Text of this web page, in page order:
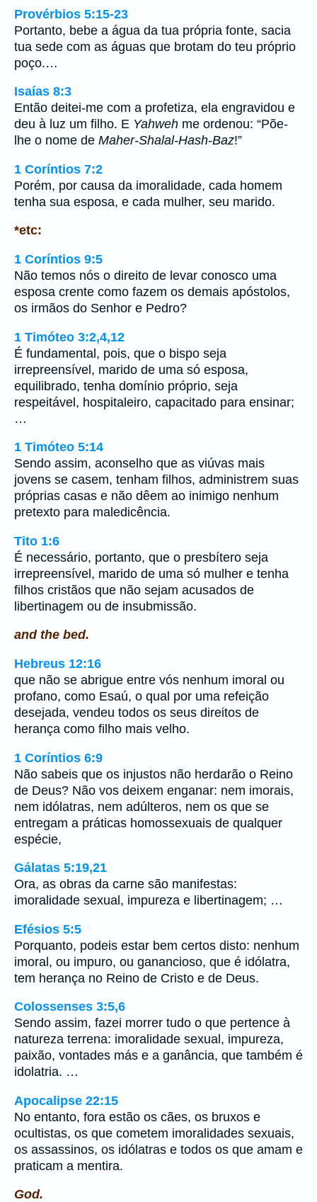
Provérbios 5:15-23
Portanto, bebe a água da tua própria fonte, sacia
tua sede com as águas que brotam do teu próprio
poço.…
Isaías 8:3
Então deitei-me com a profetiza, ela engravidou e
deu à luz um filho. E Yahweh me ordenou: “Põe-
lhe o nome de Maher-Shalal-Hash-Baz!”
1 Coríntios 7:2
Porém, por causa da imoralidade, cada homem
tenha sua esposa, e cada mulher, seu marido.
*etc:
1 Coríntios 9:5
Não temos nós o direito de levar conosco uma
esposa crente como fazem os demais apóstolos,
os irmãos do Senhor e Pedro?
1 Timóteo 3:2,4,12
É fundamental, pois, que o bispo seja
irrepreensível, marido de uma só esposa,
equilibrado, tenha domínio próprio, seja
respeitável, hospitaleiro, capacitado para ensinar;
…
1 Timóteo 5:14
Sendo assim, aconselho que as viúvas mais
jovens se casem, tenham filhos, administrem suas
próprias casas e não dêem ao inimigo nenhum
pretexto para maledicência.
Tito 1:6
É necessário, portanto, que o presbítero seja
irrepreensível, marido de uma só mulher e tenha
filhos cristãos que não sejam acusados de
libertinagem ou de insubmissão.
and the bed.
Hebreus 12:16
que não se abrigue entre vós nenhum imoral ou
profano, como Esaú, o qual por uma refeição
desejada, vendeu todos os seus direitos de
herança como filho mais velho.
1 Coríntios 6:9
Não sabeis que os injustos não herdarão o Reino
de Deus? Não vos deixem enganar: nem imorais,
nem idólatras, nem adúlteros, nem os que se
entregam a práticas homossexuais de qualquer
espécie,
Gálatas 5:19,21
Ora, as obras da carne são manifestas:
imoralidade sexual, impureza e libertinagem; …
Efésios 5:5
Porquanto, podeis estar bem certos disto: nenhum
imoral, ou impuro, ou ganancioso, que é idólatra,
tem herança no Reino de Cristo e de Deus.
Colossenses 3:5,6
Sendo assim, fazei morrer tudo o que pertence à
natureza terrena: imoralidade sexual, impureza,
paixão, vontades más e a ganância, que também é
idolatria. …
Apocalipse 22:15
No entanto, fora estão os cães, os bruxos e
ocultistas, os que cometem imoralidades sexuais,
os assassinos, os idólatras e todos os que amam e
praticam a mentira.
God.